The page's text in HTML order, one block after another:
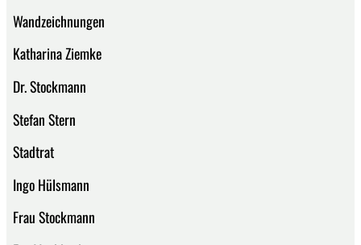
Wandzeichnungen
Katharina Ziemke
Dr. Stockmann
Stefan Stern
Stadtrat
Ingo Hülsmann
Frau Stockmann